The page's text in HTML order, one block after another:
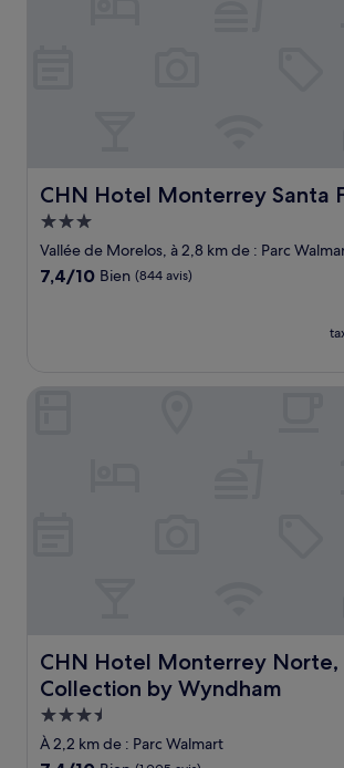
CHN Hotel Monterrey Santa
CHN Hotel Monterrey Santa Fe
Hébergement
3.0 étoiles
Vallée de Morelos, à 2,8 km de : Parc
7.4
7,4/10 Bien (844 avis)
CHN Hotel Monterrey Norte,
Collection by Wyndham
CHN Hotel Monterrey Norte,
Hébergement
3.5 étoiles
À 2,2 km de : Parc Walmart
CHN Hotel Monterrey Norte,